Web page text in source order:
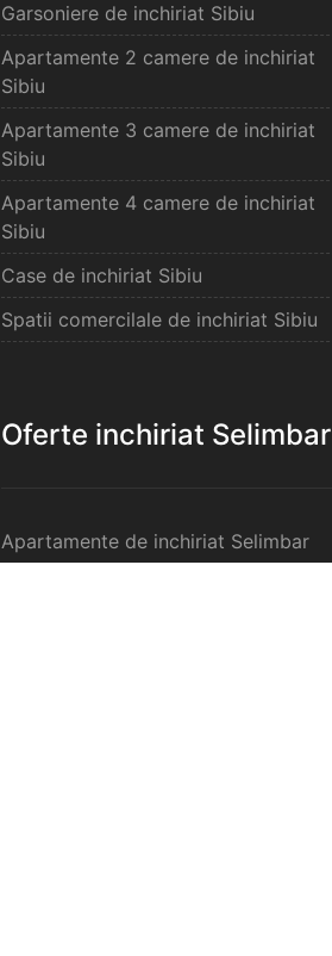
Garsoniere de inchiriat Sibiu
Apartamente 2 camere de inchiriat
Sibiu
Apartamente 3 camere de inchiriat
Sibiu
Apartamente 4 camere de inchiriat
Sibiu
Case de inchiriat Sibiu
Spatii comercilale de inchiriat Sibiu
Oferte inchiriat Selimbar
Apartamente de inchiriat Selimbar